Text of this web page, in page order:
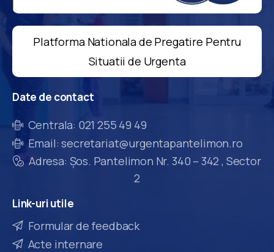
Platforma Nationala de Pregatire Pentru
Situatii de Urgenta
Date de contact
Centrala: 021 255 49 49
Email: secretariat@urgentapantelimon.ro
Adresa: Șos. Pantelimon Nr. 340 – 342 , Sector
2
Link-uriutile
Formular de feedback
Acte internare